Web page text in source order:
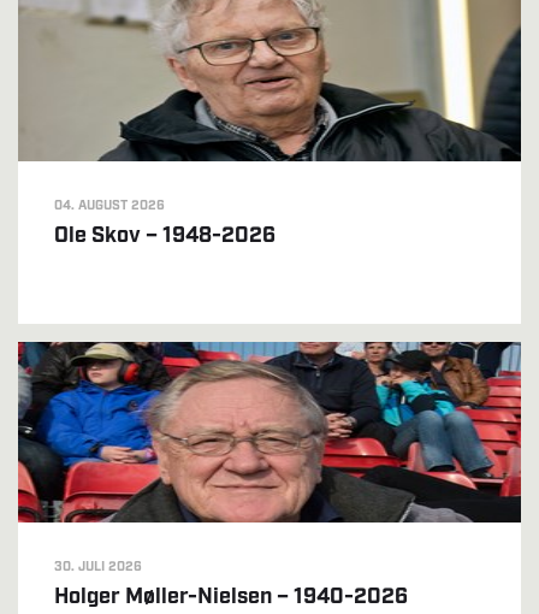
04. AUGUST 2026
Ole Skov – 1948-2026
30. JULI 2026
Holger Møller-Nielsen – 1940-2026